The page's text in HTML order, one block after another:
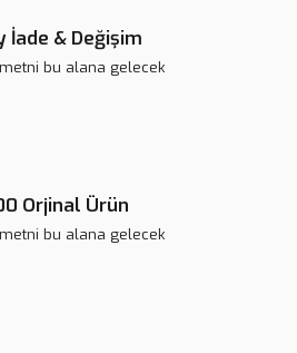
İade & Değişim
bu alana gelecek
Orjinal Ürün
bu alana gelecek